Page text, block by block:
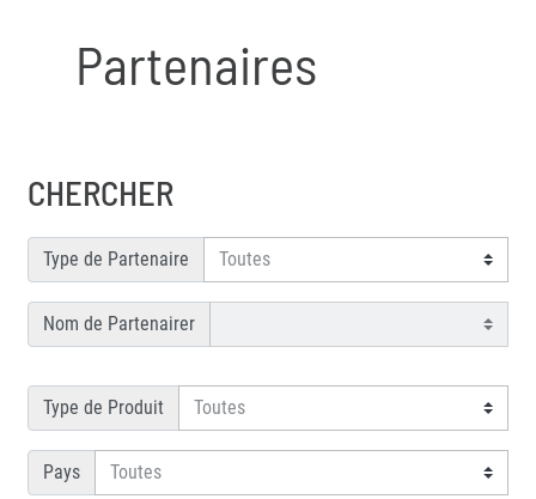
Partenaires
CHERCHER
Type de Partenaire
Nom de Partenairer
Type de Produit
Pays